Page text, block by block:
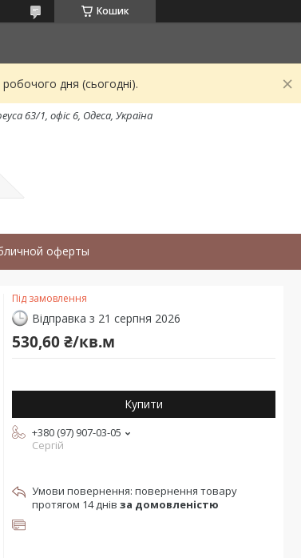
Кошик
дня (сьогодні).
63/1, офіс 6, Одеса, Україна
оферты
Під замовлення
Відправка з 21 серпня 2026
530,60 ₴/кв.м
Купити
+380 (97) 907-03-05
Сергій
повернення товару
протягом 14 днів за домовленістю